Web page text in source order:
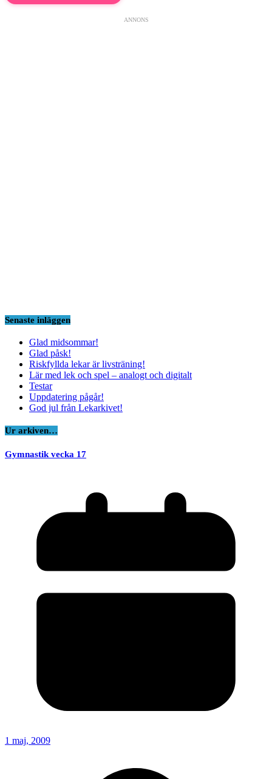
ANNONS
Senaste inläggen
Glad midsommar!
Glad påsk!
Riskfyllda lekar är livsträning!
Lär med lek och spel – analogt och digitalt
Testar
Uppdatering pågår!
God jul från Lekarkivet!
Ur arkiven…
Gymnastik vecka 17
1 maj, 2009